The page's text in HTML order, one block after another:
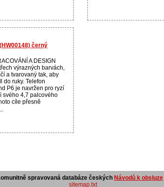
černý
A DESIGN
výrazných barvách,
a tvarovaný tak, aby
do ruky. Telefon
P6 je navržen pro ryzí
svého 4,7 palcového
cíle přesně
spravovaná databáze českých Návodů k obsluze
sitemap.txt